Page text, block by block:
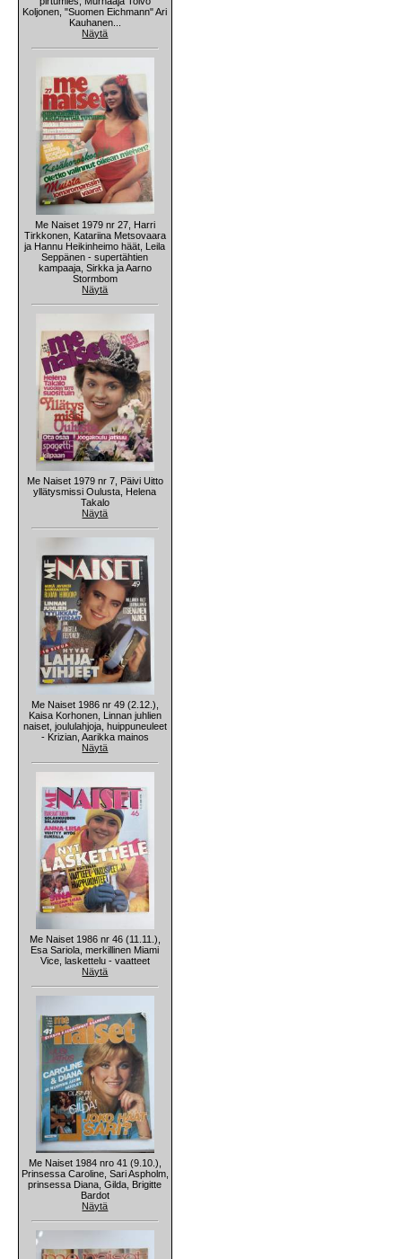
Koljonen, "Suomen Eichmann" Ari
Kauhanen...
Näytä
Me Naiset 1979 nr 27, Harri
Tirkkonen, Katariina Metsovaara
ja Hannu Heikinheimo häät, Leila
Seppänen - supertähtien
kampaaja, Sirkka ja Aarno
Stormbom
Näytä
Me Naiset 1979 nr 7, Päivi Uitto
yllätysmissi Oulusta, Helena
Takalo
Näytä
Me Naiset 1986 nr 49 (2.12.),
Kaisa Korhonen, Linnan juhlien
naiset, joululahjoja, huippuneuleet
- Krizian, Aarikka mainos
Näytä
Me Naiset 1986 nr 46 (11.11.),
Esa Sariola, merkillinen Miami
Vice, laskettelu - vaatteet
Näytä
Me Naiset 1984 nro 41 (9.10.),
Prinsessa Caroline, Sari Aspholm,
prinsessa Diana, Gilda, Brigitte
Bardot
Näytä